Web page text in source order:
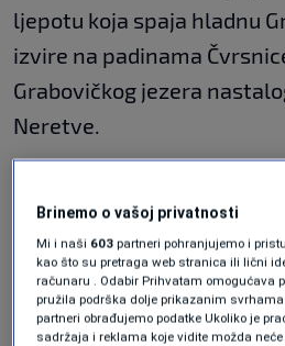
ljepotu koja spaja hladnu
izvire na padinama
Grabovičkog jezera
Neretve.
Brinemo o vašoj privatnosti
Mi i naši 603 partneri pohranjujemo i
kao što su pretraga web stranica ili lični
računaru . Odabir Prihvatam omogućava
pružila podrška dolje prikazanim
partneri obrađujemo podatke Ukoliko je
sadržaja i reklama koje vidite možda